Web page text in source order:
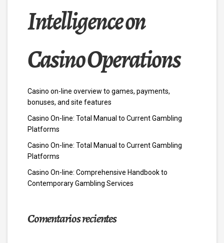
Intelligence on
Casino Operations
Casino on-line overview to games, payments,
bonuses, and site features
Casino On-line: Total Manual to Current Gambling
Platforms
Casino On-line: Total Manual to Current Gambling
Platforms
Casino On-line: Comprehensive Handbook to
Contemporary Gambling Services
Comentarios recientes